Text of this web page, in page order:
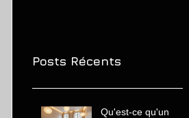
Posts Récents
Qu'est-ce qu'un